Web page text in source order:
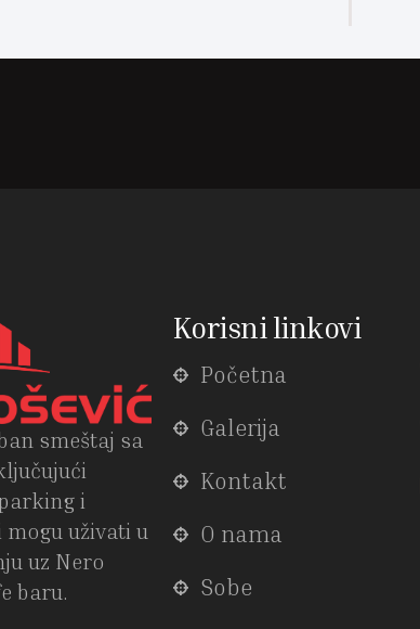
smeštaj sa
i
uživati u
uz Nero
baru.
Korisni linkovi
Početna
Galerija
Kontakt
O nama
Sobe